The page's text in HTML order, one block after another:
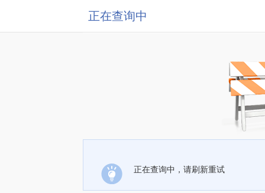
正在查询中
正在查询中，请刷新重试